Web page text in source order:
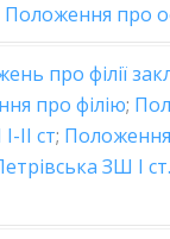
Положення про
про філії
про філію;
ІІ ст; Положення
ЗШ І